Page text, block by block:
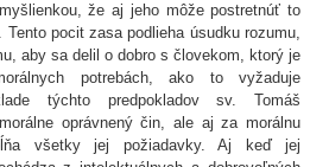
že aj jeho môže postretnúť to
pocit zasa podlieha úsudku rozumu,
aby sa delil o dobro s človekom, ktorý je
potrebách, ako to vyžaduje
týchto predpokladov sv. Tomáš
oprávnený čin, ale aj za morálnu
všetky jej požiadavky. Aj keď jej